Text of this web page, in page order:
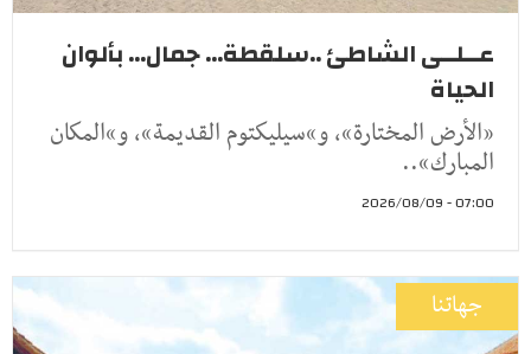
عــلــى الشاطئ ..سلقطة... جمال... بألوان
الحياة
«الأرض المختارة»، و»سيليكتوم القديمة»، و»المكان
المبارك»..
07:00 - 2026/08/09
جهاتنا